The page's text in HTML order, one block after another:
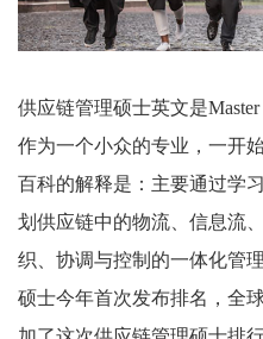
供应链管理硕士英文是Master
作为一个小众的专业，一开
百科的解释是：主要通过学
划供应链中的物流、信息流
织、协调与控制的一体化管
硕士今年首次发布排名，全